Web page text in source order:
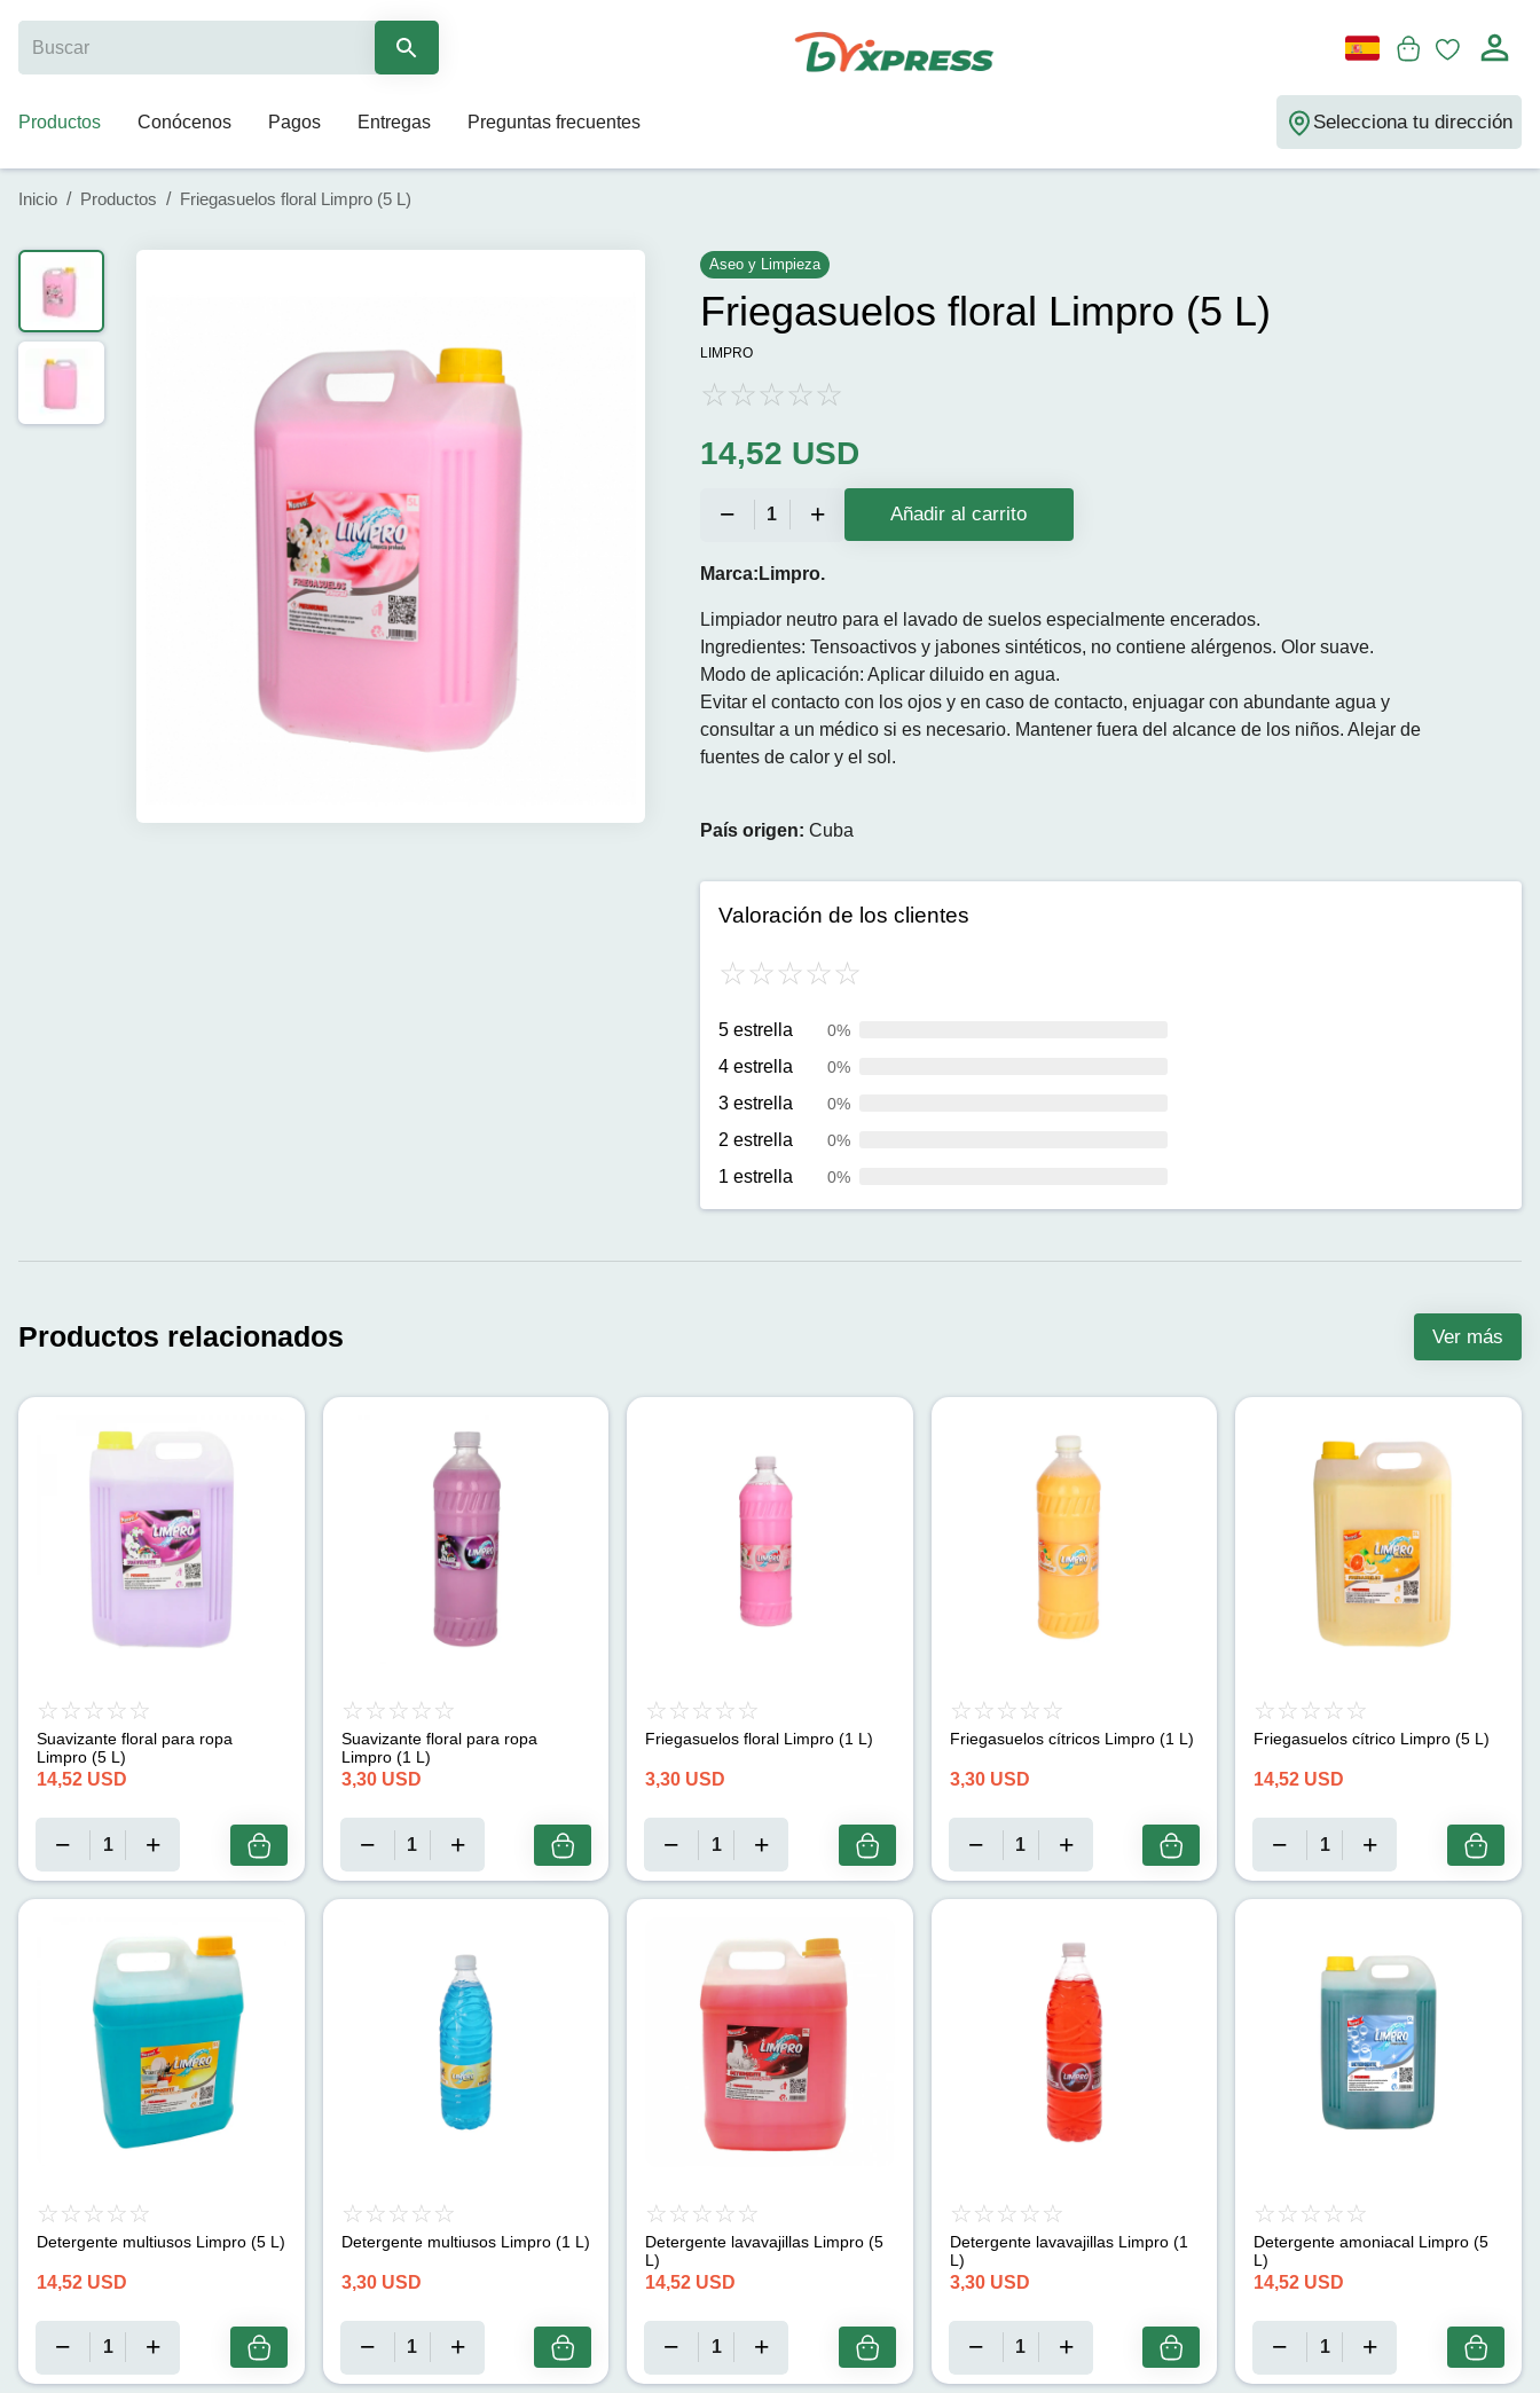
Productos Conócenos Pagos Entregas Preguntas frecuentes Selecciona tu dirección
Inicio / Productos / Friegasuelos floral Limpro (5 L)
Aseo y Limpieza
Friegasuelos floral Limpro (5 L)
LIMPRO
14,52 USD
Añadir al carrito
Marca:Limpro.
Limpiador neutro para el lavado de suelos especialmente encerados.
Ingredientes: Tensoactivos y jabones sintéticos, no contiene alérgenos. Olor suave.
Modo de aplicación: Aplicar diluido en agua.
Evitar el contacto con los ojos y en caso de contacto, enjuagar con abundante agua y
consultar a un médico si es necesario. Mantener fuera del alcance de los niños. Alejar de
fuentes de calor y el sol.
País origen: Cuba
Valoración de los clientes
5 estrella 0%
4 estrella 0%
3 estrella 0%
2 estrella 0%
1 estrella 0%
Productos relacionados Ver más
Suavizante floral para ropa
Limpro (5 L)
14,52 USD
Suavizante floral para ropa
Limpro (1 L)
3,30 USD
Friegasuelos floral Limpro (1 L)
3,30 USD
Friegasuelos cítricos Limpro (1 L)
3,30 USD
Friegasuelos cítrico Limpro (5 L)
14,52 USD
Detergente multiusos Limpro (5 L)
14,52 USD
Detergente multiusos Limpro (1 L)
3,30 USD
Detergente lavavajillas Limpro (5
L)
14,52 USD
Detergente lavavajillas Limpro (1
L)
3,30 USD
Detergente amoniacal Limpro (5
L)
14,52 USD